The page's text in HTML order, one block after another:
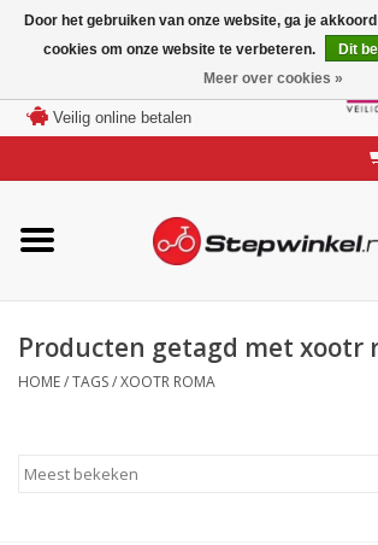
Veilig online betalen
Merken
Modellen
Accessoires
Steps huren of uitproberen
Producten getagd met xootr
HOME/TAGS/XOOTR ROMA
Door het gebruiken van onze website, ga je
cookies om onze website te verbeteren.
Dit
Meer over cookies »